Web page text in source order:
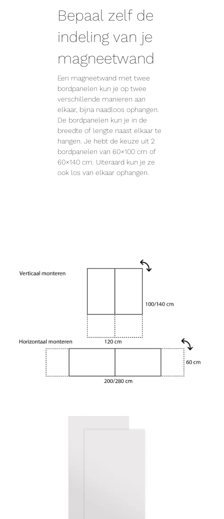
Bepaal zelf de
indeling van je
magneetwand
Een magneetwand met twee
bordpanelen kun je op twee
verschillende manieren aan
elkaar, bijna naadloos ophangen.
De bordpanelen kun je in de
breedte of lengte naast elkaar te
hangen. Je hebt de keuze uit 2
bordpanelen van 60×100 cm of
60×140 cm. Uiteraard kun je ze
ook los van elkaar ophangen.